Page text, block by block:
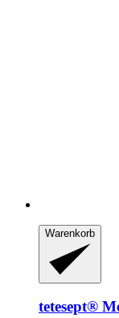
Warenkorb
tetesept®